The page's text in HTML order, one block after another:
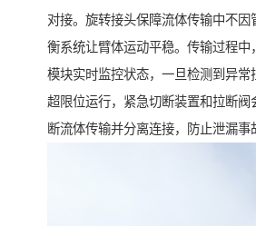
对接。旋转接头保障流体传输中不因
衡系统让臂体运动平稳。传输过程中
模块实时监控状态，一旦检测到异常
超限位运行，紧急切断装置和拉断阀
断流体传输并分离连接，防止泄漏事